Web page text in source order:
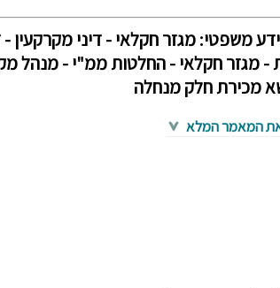
משפטי: מגזר חקלאי - דיני מקרקעין -
- מגזר חקלאי - החלטות ממ"י - מנהל
מכירת חלק מנחלה
המאמר המלא